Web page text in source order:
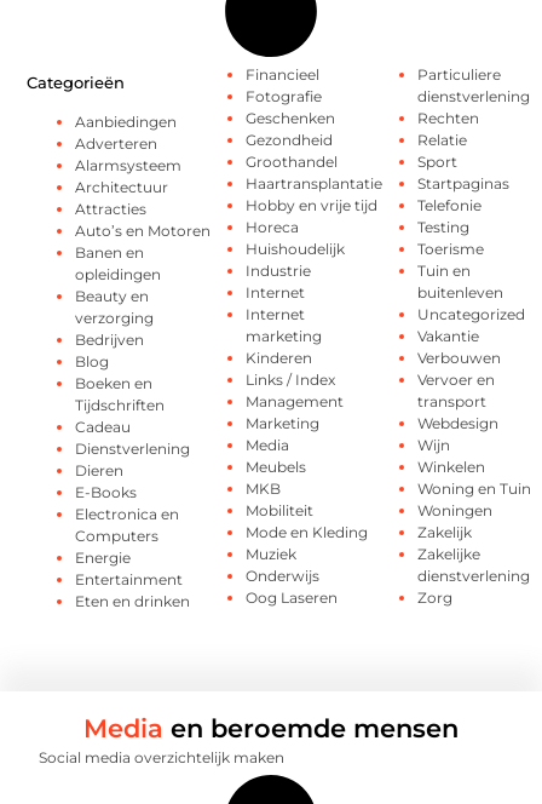
Categorieën
Aanbiedingen
Adverteren
Alarmsysteem
Architectuur
Attracties
Auto’s en Motoren
Banen en
opleidingen
Beauty en
verzorging
Bedrijven
Blog
Boeken en
Tijdschriften
Cadeau
Dienstverlening
Dieren
E-Books
Electronica en
Computers
Energie
Entertainment
Eten en drinken
Financieel
Fotografie
Geschenken
Gezondheid
Groothandel
Haartransplantatie
Hobby en vrije tijd
Horeca
Huishoudelijk
Industrie
Internet
Internet
marketing
Kinderen
Links / Index
Management
Marketing
Media
Meubels
MKB
Mobiliteit
Mode en Kleding
Muziek
Onderwijs
Oog Laseren
Particuliere
dienstverlening
Rechten
Relatie
Sport
Startpaginas
Telefonie
Testing
Toerisme
Tuin en
buitenleven
Uncategorized
Vakantie
Verbouwen
Vervoer en
transport
Webdesign
Wijn
Winkelen
Woning en Tuin
Woningen
Zakelijk
Zakelijke
dienstverlening
Zorg
Media en beroemde mensen
Social media overzichtelijk maken